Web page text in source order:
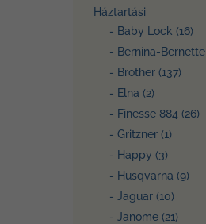
Háztartási
- Baby Lock (16)
- Bernina-
- Brother (137)
- Elna (2)
- Finesse 884 (26)
- Gritzner (1)
- Happy (3)
- Husqvarna (9)
- Jaguar (10)
- Janome (21)